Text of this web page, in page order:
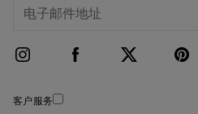
客户服务